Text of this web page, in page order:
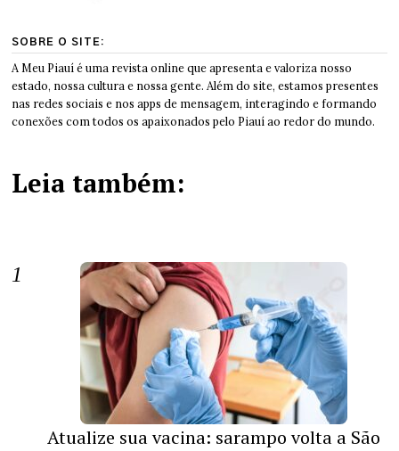
SOBRE O SITE:
A Meu Piauí é uma revista online que apresenta e valoriza nosso
estado, nossa cultura e nossa gente. Além do site, estamos presentes
nas redes sociais e nos apps de mensagem, interagindo e formando
conexões com todos os apaixonados pelo Piauí ao redor do mundo.
Leia também:
Atualize sua vacina: sarampo volta a São